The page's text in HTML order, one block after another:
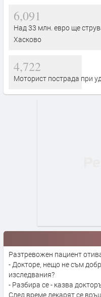
6,091
Над 33 млн. евро ще
Хасково
4,722
Моторист пострада при
Разтревожен пациент
- Докторе, нещо не съм
изследвания?
- Разбира се - казва
След време лекарят се